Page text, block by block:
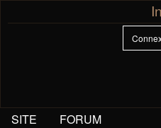
SITE FORUM